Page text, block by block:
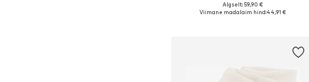
Saadaolevad suurused: One Size
Algselt: 59,90 €
Viimane madalaim hind:44,91 €